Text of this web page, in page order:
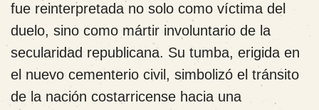
fue reinterpretada no solo como víctima del
duelo, sino como mártir involuntario de la
secularidad republicana. Su tumba, erigida en
el nuevo cementerio civil, simbolizó el tránsito
de la nación costarricense hacia una